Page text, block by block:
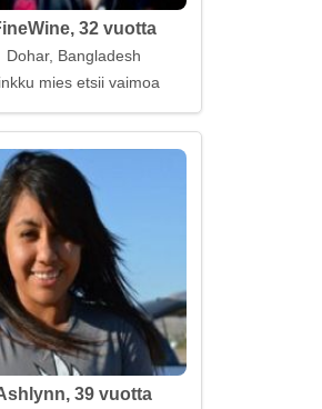
32 vuotta
Dohar, Bangladesh
mies etsii vaimoa
39 vuotta